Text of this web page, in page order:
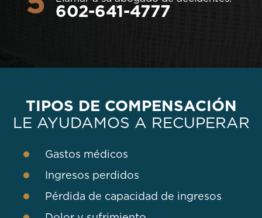
602-641-4777
TIPOS DE COMPENSACIÓN
LE AYUDAMOS A RECUPERAR
Gastos médicos
Ingresos perdidos
Pérdida de capacidad de ingresos